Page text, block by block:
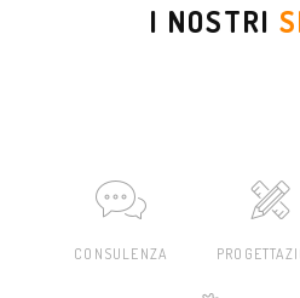
I NOSTRI
CONSULENZA